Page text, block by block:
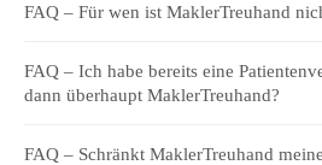
FAQ – Für wen ist MaklerTreuhand
FAQ – Ich habe bereits eine
dann überhaupt MaklerTreuhand?
FAQ – Schränkt MaklerTreuhand